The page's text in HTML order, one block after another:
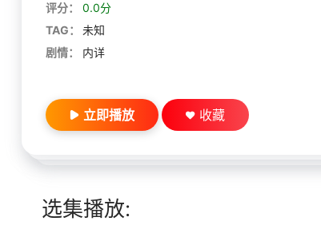
评分：
0.0分
TAG：
未知
剧情：
内详
立即播放 收藏
选集播放: